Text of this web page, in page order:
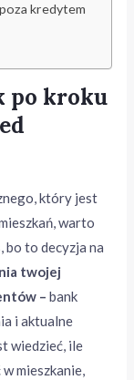
kredytem
po kroku
który jest
warto
bo to decyzja na
twojej
– bank
i aktualne
wiedzieć, ile
mieszkanie,